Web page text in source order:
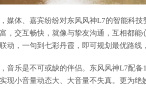
媒体、嘉宾纷纷对东风风神L7的智能科
，交互畅快，就像与挚友沟通，互相都
动，一句到七彩丹霞，即可规划最优路线
音乐是不可或缺的伴侣。东风风神L7配
现小音量动态大、大音量不失真。更为